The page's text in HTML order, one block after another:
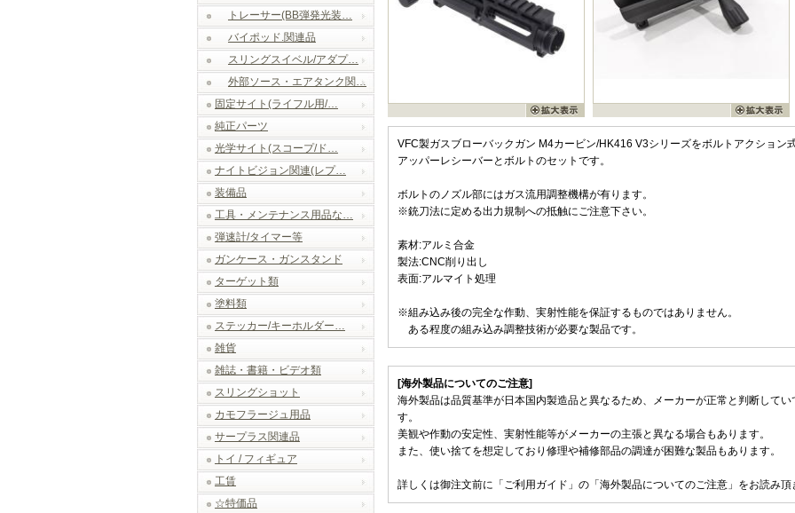
トレーサー(BB弾発光装…
バイポッド.関連品
スリングスイベル/アダプ…
外部ソース・エアタンク関…
固定サイト(ライフル用/…
純正パーツ
光学サイト(スコープ/ド…
ナイトビジョン関連(レプ…
装備品
工具・メンテナンス用品な…
弾速計/タイマー等
ガンケース・ガンスタンド
ターゲット類
塗料類
ステッカー/キーホルダー…
雑貨
雑誌・書籍・ビデオ類
スリングショット
カモフラージュ用品
サープラス関連品
トイ / フィギュア
工賃
☆特価品
VFC製ガスブローバックガン M4カービン/HK416 V3シリーズをボルトアクション
アッパーレシーバーとボルトのセットです。
ボルトのノズル部にはガス流用調整機構が有ります。
※銃刀法に定める出力規制への抵触にご注意下さい。
素材:アルミ合金
製法:CNC削り出し
表面:アルマイト処理
※組み込み後の完全な作動、実射性能を保証するものではありません。
ある程度の組み込み調整技術が必要な製品です。
[海外製品についてのご注意]
海外製品は品質基準が日本国内製造品と異なるため、メーカーが正常と判断して
す。
美観や作動の安定性、実射性能等がメーカーの主張と異なる場合もあります。
また、使い捨てを想定しており修理や補修部品の調達が困難な製品もあります。
詳しくは御注文前に「ご利用ガイド」の「海外製品についてのご注意」をお読み頂